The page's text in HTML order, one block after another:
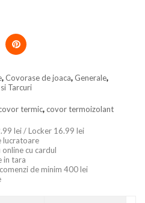
,Covorase de joaca, Generale,
Tarcuri
termic,covor termoizolant
lei / Locker 16.99 lei
lucratoare
cu cardul
in tara
de minim 400 lei